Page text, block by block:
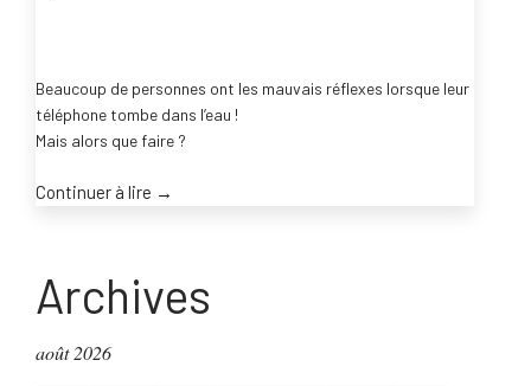
Beaucoup de personnes ont les mauvais réflexes lorsque leur
téléphone tombe dans l’eau !
Mais alors que faire ?
Continuer à lire “Votre
dans
→
Archives
août 2026